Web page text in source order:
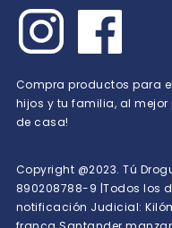
Compra productos para
hijos y tu familia, al mejor
de casa!
Copyright @2023. Tú
890208788-9 |Todos los
notificación Judicial: